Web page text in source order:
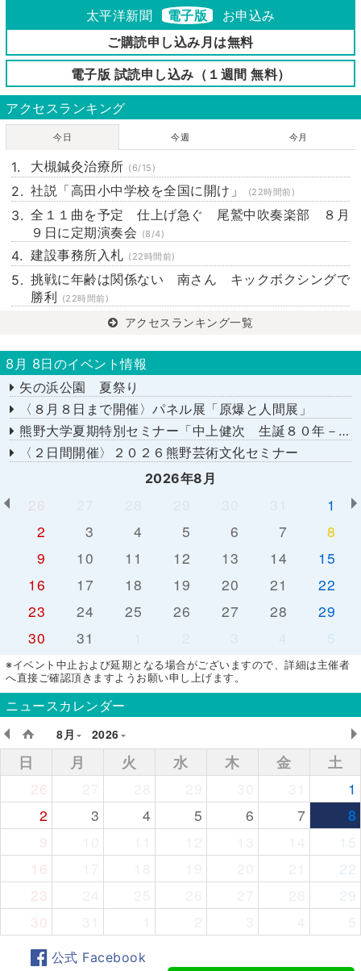
太平洋新聞 電子版
お申込み
ご購読申し込み月は無料
電子版 試読申し込み（１週間 無料）
アクセスランキング
今日 今週 今月
大槻鍼灸治療所 (6/15)
社説「高田小中学校を全国に開け」 (22時間前)
全１１曲を予定 仕上げ急ぐ 尾鷲中吹奏楽部 ８月
９日に定期演奏会 (8/4)
建設事務所入札 (22時間前)
挑戦に年齢は関係ない 南さん キックボクシングで
勝利 (22時間前)
アクセスランキング一覧
8月 8日のイベント情報
矢の浜公園 夏祭り
〈８月８日まで開催〉パネル展「原爆と人間展」
熊野大学夏期特別セミナー「中上健次 生誕８０年－時代へのまなざし－」
〈２日間開催〉２０２６熊野芸術文化セミナー
2026年8月
26
1
2
3 4 5 6 7
8
9
10 11 12 13 14
15
16
17 18 19 20 21
22
23
24 25 26 27 28
29
30
31 5
※イベント中止および延期となる場合がございますので、詳細は主催者
へ直接ご確認頂きますようお願い申し上げます。
ニュースカレンダー
8月
2026
日 月 火 水 木 金
土
26
1
2
3 4 5 6 7
8
9
15
16
22
23
29
30
5
公式 Facebook